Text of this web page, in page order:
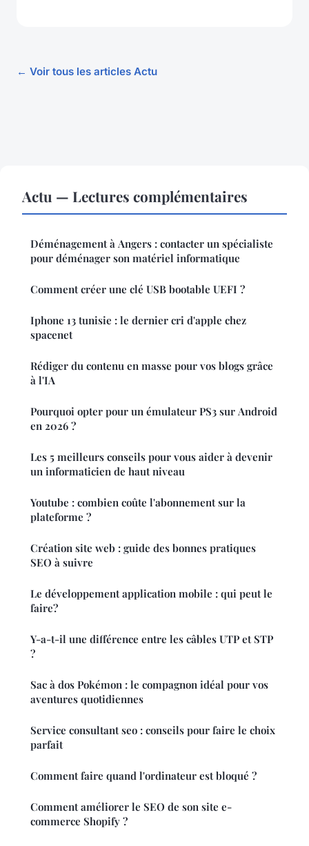
← Voir tous les articles Actu
Actu — Lectures complémentaires
Déménagement à Angers : contacter un spécialiste
pour déménager son matériel informatique
Comment créer une clé USB bootable UEFI ?
Iphone 13 tunisie : le dernier cri d'apple chez
spacenet
Rédiger du contenu en masse pour vos blogs grâce
à l'IA
Pourquoi opter pour un émulateur PS3 sur Android
en 2026 ?
Les 5 meilleurs conseils pour vous aider à devenir
un informaticien de haut niveau
Youtube : combien coûte l'abonnement sur la
plateforme ?
Création site web : guide des bonnes pratiques
SEO à suivre
Le développement application mobile : qui peut le
faire?
Y-a-t-il une différence entre les câbles UTP et STP
?
Sac à dos Pokémon : le compagnon idéal pour vos
aventures quotidiennes
Service consultant seo : conseils pour faire le choix
parfait
Comment faire quand l'ordinateur est bloqué ?
Comment améliorer le SEO de son site e-
commerce Shopify ?